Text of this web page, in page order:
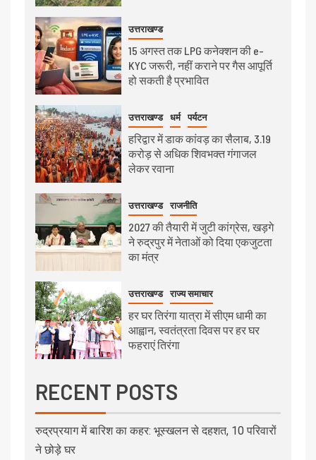
उत्तराखण्ड
15 अगस्त तक LPG कनेक्शन की e-
KYC जरूरी, नहीं कराने पर गैस आपूर्ति
हो सकती है प्रभावित
उत्तराखण्ड धर्म पर्यटन
हरिद्वार में डाक कांवड़ का सैलाब, 3.19
करोड़ से अधिक शिवभक्त गंगाजल
लेकर रवाना
उत्तराखण्ड राजनीति
2027 की तैयारी में जुटी कांग्रेस, खड़गे
ने रुद्रपुर में नेताओं को दिया एकजुटता
का मंत्र
उत्तराखण्ड राज्य समाचार
हर घर तिरंगा यात्रा में सीएम धामी का
आह्वान, स्वतंत्रता दिवस पर हर घर
फहराएं तिरंगा
RECENT POSTS
रुद्रप्रयाग में बारिश का कहर: भूस्खलन से दहशत, 10 परिवारों
ने छोड़े घर